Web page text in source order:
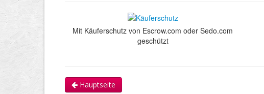
Mit Käuferschutz von Escrow.com oder Sedo.com
geschützt
Hauptseite